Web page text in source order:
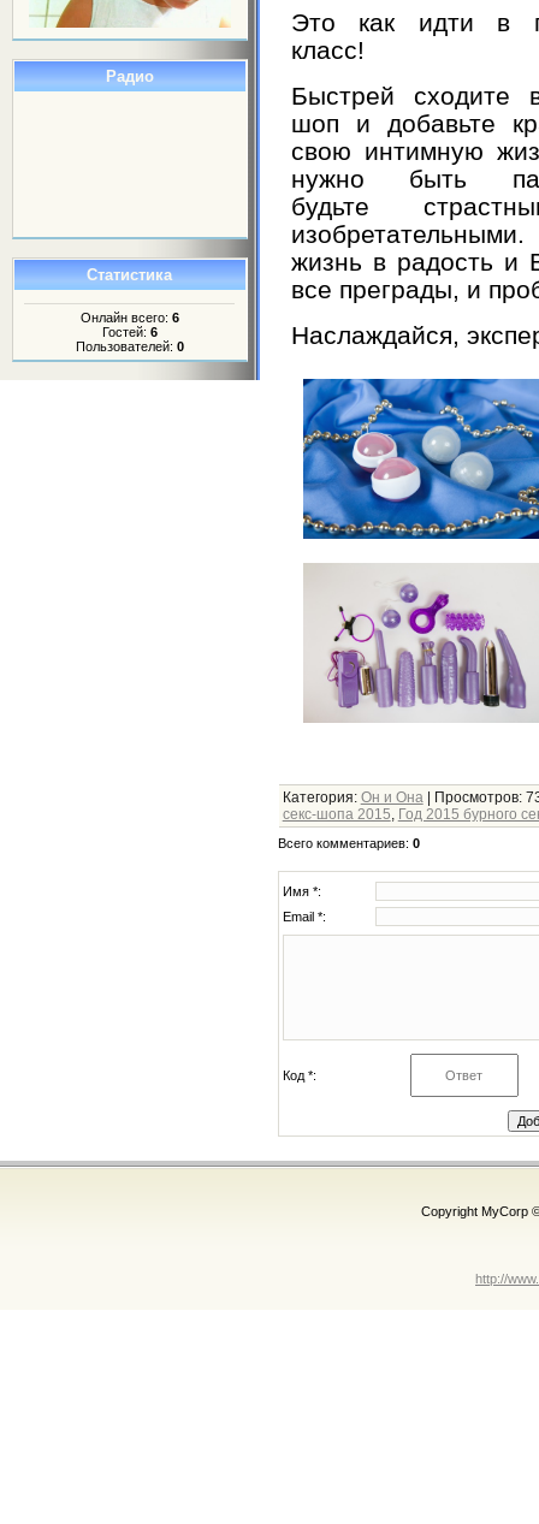
Радио
Статистика
Онлайн всего: 6
Гостей: 6
Пользователей: 0
Это как идти в
класс!
Быстрей сходите
шоп и добавьте
свою интимную
нужно быть
будьте
жизнь в радость и
все преграды, и
Наслаждайся,
Категория: Он и Она| Просмотров:
секс-шопа 2015, Год 2015 бурного
Всего комментариев: 0
Имя *:
Email *:
Код *:
Copyright MyCorp
http://